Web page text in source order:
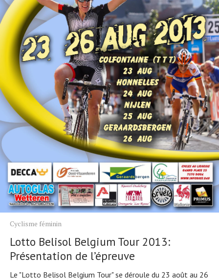
Cyclisme féminin
Lotto Belisol Belgium Tour 2013:
Présentation de l’épreuve
Le "Lotto Belisol Belgium Tour" se déroule du 23 août au 26